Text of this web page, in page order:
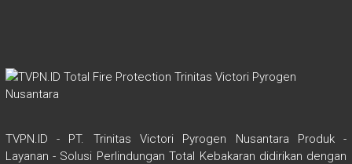
TVPN.ID - PT. Trinitas Victori Pyrogen Nusantara Produk -
Layanan - Solusi Perlindungan Total Kebakaran didirikan dengan